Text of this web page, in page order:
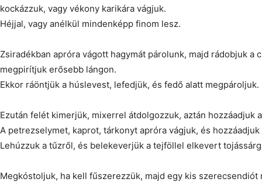
kockázzuk, vagy vékony karikára vágjuk.
Héjjal, vagy anélkül mindenképp finom lesz.
Zsiradékban apróra vágott hagymát párolunk, majd rádobjuk a
megpirítjuk erősebb lángon.
Ekkor ráöntjük a húslevest, lefedjük, és fedő alatt megpároljuk.
Ezután felét kimerjük, mixerrel átdolgozzuk, aztán hozzáadjuk
A petrezselymet, kaprot, tárkonyt apróra vágjuk, és
Lehúzzuk a tűzről, és belekeverjük a tejföllel elkevert
Megkóstoljuk, ha kell fűszerezzük, majd egy kis szerecsendiót